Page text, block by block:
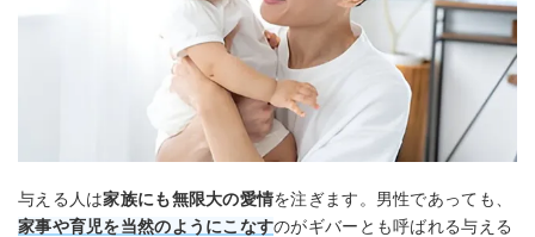
与える人は家族にも無限大の愛情を注ぎます。男性であっても、
家事や育児を当然のようにこなすのがギバーとも呼ばれる与える